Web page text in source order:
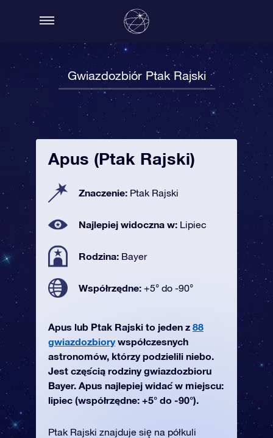
Gwiazdozbiór Ptak Rajski
Apus (Ptak Rajski)
Znaczenie: Ptak Rajski
Najlepiej widoczna w: Lipiec
Rodzina: Bayer
Współrzędne: +5° do -90°
Apus lub Ptak Rajski to jeden z 88
gwiazdozbiorywspółczesnych
astronomów, którzy podzielili niebo.
Jest częścią rodziny gwiazdozbioru
Bayer. Apus najlepiej widać w miejscu:
lipiec (współrzędne: +5° do -90°).
Ptak Rajski znajduje się na półkuli